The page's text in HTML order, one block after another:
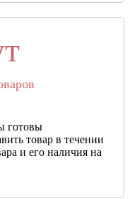
готовы
товар в течении
и его наличия на